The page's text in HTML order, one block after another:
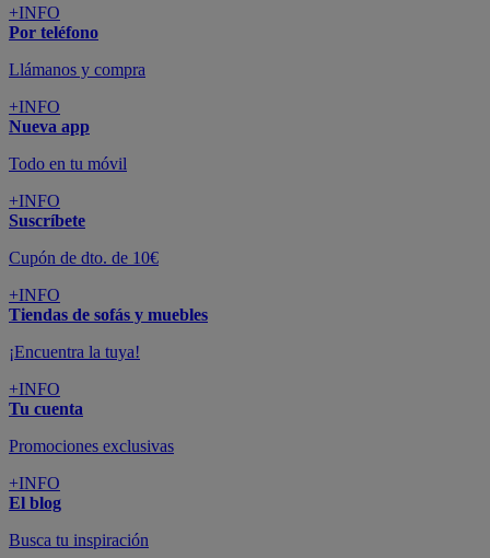
+INFO
Por teléfono
Llámanos y compra
+INFO
Nueva app
Todo en tu móvil
+INFO
Suscríbete
Cupón de dto. de 10€
+INFO
Tiendas de sofás y muebles
¡Encuentra la tuya!
+INFO
Tu cuenta
Promociones exclusivas
+INFO
El blog
Busca tu inspiración